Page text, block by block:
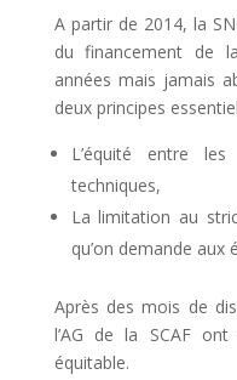
A partir de 2014, la
du financement de
années mais jamais
deux principes
L’équité entre
techniques,
La limitation au
qu’on demande aux
Après des mois de
l’AG de la SCAF
équitable.